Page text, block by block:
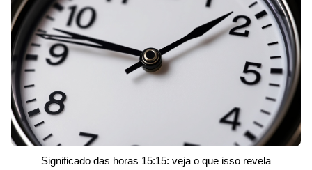
Significado das horas 15:15: veja o que isso revela